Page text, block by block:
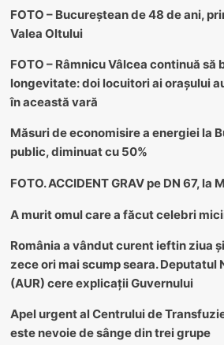
FOTO – Bucureștean de 48 de ani,
Valea Oltului
FOTO – Râmnicu Vâlcea continuă
longevitate: doi locuitori ai orașului
în această vară
Măsuri de economisire a energiei la
public, diminuat cu 50%
FOTO. ACCIDENT GRAV pe DN 67, la
A murit omul care a făcut celebri
România a vândut curent ieftin ziua
zece ori mai scump seara. Deputatul
(AUR) cere explicații Guvernului
Apel urgent al Centrului de
este nevoie de sânge din trei grupe